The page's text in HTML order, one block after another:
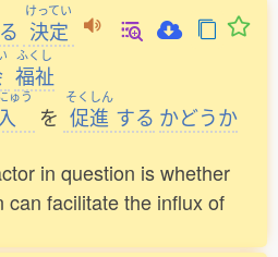
けってい
決定
ふくし
福祉
ゅう
を
そくしん
促進 する かどうか
in question is whether
can facilitate the influx of